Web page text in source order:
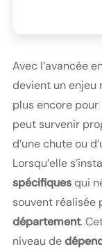
Avec l’avancée
devient un enjeu
plus encore pour
peut survenir
d’une chute ou
Lorsqu’elle
spécifiquesqui
souvent réalisée
département.
niveau de